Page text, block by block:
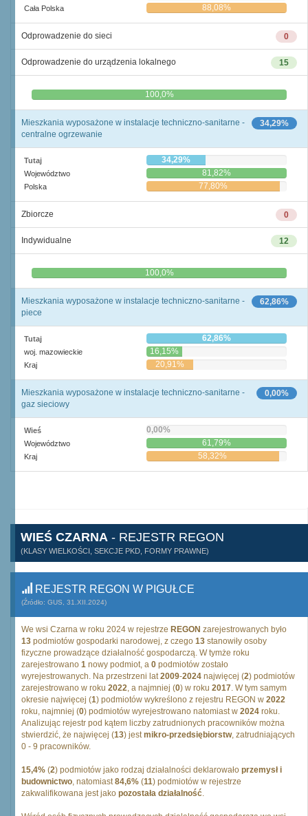
Cała Polska 88,08%
0
Odprowadzenie do sieci
15
Odprowadzenie do urządzenia lokalnego
0,0% 100,0%
34,29%
Mieszkania wyposażone w instalacje techniczno-sanitarne -
centralne ogrzewanie
Tutaj 34,29%
Województwo 81,82%
Polska 77,80%
0
Zbiorcze
12
Indywidualne
0,0% 100,0%
62,86%
Mieszkania wyposażone w instalacje techniczno-sanitarne -
piece
Tutaj 62,86%
woj. mazowieckie 16,15%
Kraj 20,91%
0,00%
Mieszkania wyposażone w instalacje techniczno-sanitarne -
gaz sieciowy
Wieś 0,00%
Województwo 61,79%
Kraj 58,32%
WIEŚ CZARNA - REJESTR REGON
(KLASY WIELKOŚCI, SEKCJE PKD, FORMY PRAWNE)
REJESTR REGON W PIGUŁCE
(Źródło: GUS, 31.XII.2024)
We wsi Czarna w roku 2024 w rejestrze REGON zarejestrowanych było
13 podmiotów gospodarki narodowej, z czego 13 stanowiły osoby
fizyczne prowadzące działalność gospodarczą. W tymże roku
zarejestrowano 1 nowy podmiot, a 0 podmiotów zostało
wyrejestrowanych. Na przestrzeni lat2009-2024 najwięcej (2) podmiotów
zarejestrowano w roku 2022, a najmniej (0) w roku 2017. W tym samym
okresie najwięcej (1) podmiotów wykreślono z rejestru REGON w 2022
roku, najmniej (0) podmiotów wyrejestrowano natomiast w 2024 roku.
Analizując rejestr pod kątem liczby zatrudnionych pracowników można
stwierdzić, że najwięcej (13) jestmikro-przedsiębiorstw, zatrudniających
0 - 9 pracowników.
15,4% (2) podmiotów jako rodzaj działalności deklarowało przemysł i
budownictwo, natomiast84,6% (11) podmiotów w rejestrze
zakwalifikowana jest jako pozostała działalność.